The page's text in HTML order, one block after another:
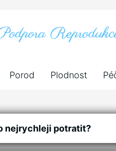
Porod Plodnost
nejrychleji potratit?